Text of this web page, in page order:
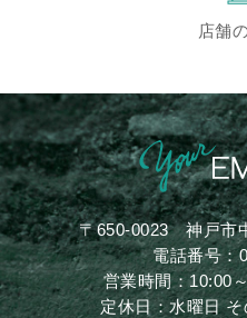
店舗
〒650-0023神戸市
電話番号：
営業時間：10:00
定休日：水曜日